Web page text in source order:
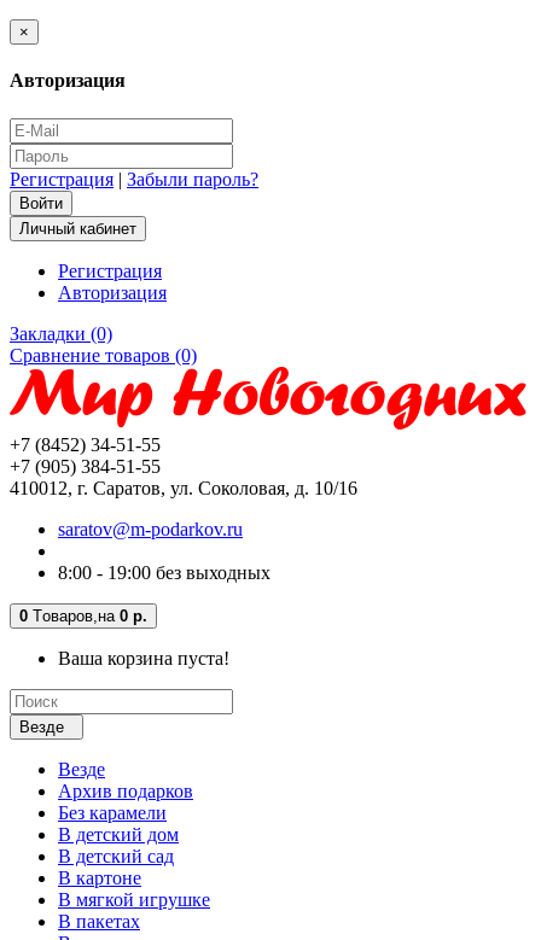
×
Авторизация
Регистрация | Забыли пароль?
Личный кабинет
Регистрация
Авторизация
Закладки (0)
Сравнение товаров (0)
+7 (8452) 34-51-55
+7 (905) 384-51-55
410012, г. Саратов, ул. Соколовая, д. 10/16
saratov@m-podarkov.ru
8:00 - 19:00 без выходных
0 Tоваров, на 0 р.
Ваша корзина пуста!
Везде
Везде
Архив подарков
Без карамели
В детский дом
В детский сад
В картоне
В мягкой игрушке
В пакетах